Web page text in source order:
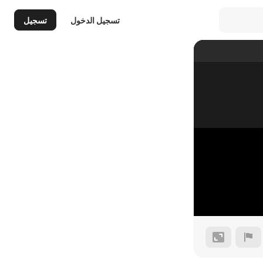
تسجيل الدخول تسجيل